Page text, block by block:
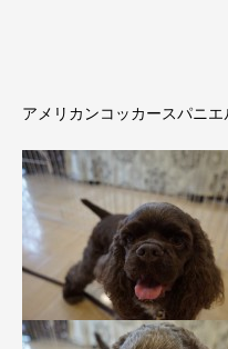
アメリカンコッカースパニエ